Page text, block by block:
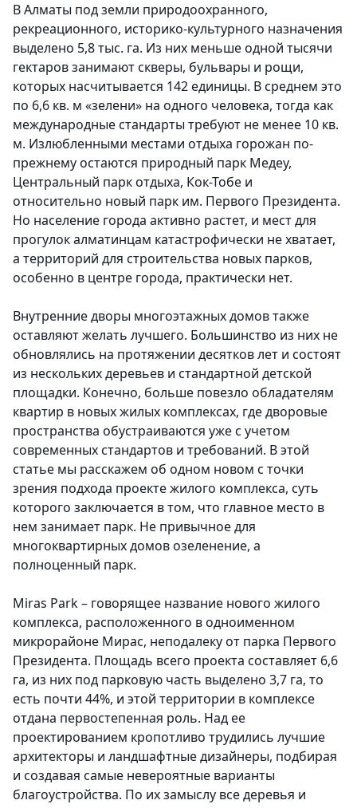
В Алматы под земли природоохранного,
рекреационного, историко-культурного назначения
выделено 5,8 тыс. га. Из них меньше одной тысячи
гектаров занимают скверы, бульвары и рощи,
которых насчитывается 142 единицы. В среднем это
по 6,6 кв. м «зелени» на одного человека, тогда как
международные стандарты требуют не менее 10 кв.
м. Излюбленными местами отдыха горожан по-
прежнему остаются природный парк Медеу,
Центральный парк отдыха, Кок-Тобе и
относительно новый парк им. Первого Президента.
Но население города активно растет, и мест для
прогулок алматинцам катастрофически не хватает,
а территорий для строительства новых парков,
особенно в центре города, практически нет.
Внутренние дворы многоэтажных домов также
оставляют желать лучшего. Большинство из них не
обновлялись на протяжении десятков лет и состоят
из нескольких деревьев и стандартной детской
площадки. Конечно, больше повезло обладателям
квартир в новых жилых комплексах, где дворовые
пространства обустраиваются уже с учетом
современных стандартов и требований. В этой
статье мы расскажем об одном новом с точки
зрения подхода проекте жилого комплекса, суть
которого заключается в том, что главное место в
нем занимает парк. Не привычное для
многоквартирных домов озеленение, а
полноценный парк.
Miras Park – говорящее название нового жилого
комплекса, расположенного в одноименном
микрорайоне Мирас, неподалеку от парка Первого
Президента. Площадь всего проекта составляет 6,6
га, из них под парковую часть выделено 3,7 га, то
есть почти 44%, и этой территории в комплексе
отдана первостепенная роль. Над ее
проектированием кропотливо трудились лучшие
архитекторы и ландшафтные дизайнеры, подбирая
и создавая самые невероятные варианты
благоустройства. По их замыслу все деревья и